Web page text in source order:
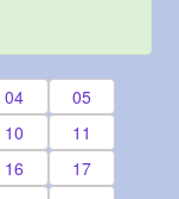
04
05
10
11
16
17